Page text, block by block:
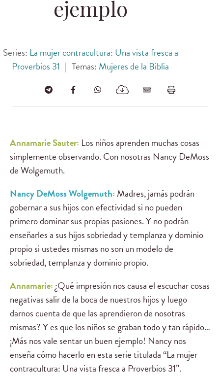
ejemplo
Series: La mujer contracultura: Una vista fresca a
Proverbios 31 | Temas: Mujeres de la Biblia
Annamarie Sauter: Los niños aprenden muchas cosas
simplemente observando. Con nosotras Nancy DeMoss
de Wolgemuth.
Nancy DeMoss Wolgemuth: Madres, jamás podrán
gobernar a sus hijos con efectividad si no pueden
primero dominar sus propias pasiones. Y no podrán
enseñarles a sus hijos sobriedad y templanza y dominio
propio si ustedes mismas no son un modelo de
sobriedad, templanza y dominio propio.
Annamarie:¿Qué impresión nos causa el escuchar cosas
negativas salir de la boca de nuestros hijos y luego
darnos cuenta de que las aprendieron de nosotras
mismas? Y es que los niños se graban todo y tan rápido…
¡Más nos vale sentar un buen ejemplo! Nancy nos
enseña cómo hacerlo en esta serie titulada “La mujer
contracultura: Una vista fresca a Proverbios 31”.